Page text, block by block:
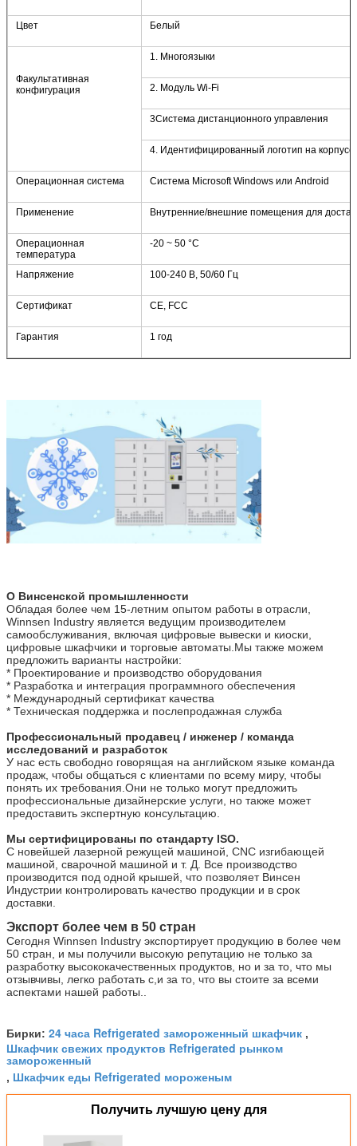
Мы скоро тебе перезвоним!
Отправить
Цвет Белый
Факультативная
конфигурация
1. Многоязыки
2. Модуль Wi-Fi
3Система дистанционного управления
4. Идентифицированный логотип на
Операционная система Система Microsoft Windows или Android
Применение Внутренние/внешние помещения для
Операционная
температура
-20 ~ 50 °C
Напряжение 100-240 В, 50/60 Гц
Сертификат CE, FCC
Гарантия 1 год
О Винсенской промышленности
Обладая более чем 15-летним опытом работы в отрасли,
Winnsen Industry является ведущим производителем
самообслуживания, включая цифровые вывески и киоски,
цифровые шкафчики и торговые автоматы.Мы также можем
предложить варианты настройки:
* Проектирование и производство оборудования
* Разработка и интеграция программного обеспечения
* Международный сертификат качества
* Техническая поддержка и послепродажная служба
Профессиональный продавец / инженер / команда
исследований и разработок
У нас есть свободно говорящая на английском языке команда
продаж, чтобы общаться с клиентами по всему миру, чтобы
понять их требования.Они не только могут предложить
профессиональные дизайнерские услуги, но также может
предоставить экспертную консультацию.
Мы сертифицированы по стандарту ISO.
С новейшей лазерной режущей машиной, CNC изгибающей
машиной, сварочной машиной и т. Д. Все производство
производится под одной крышей, что позволяет Винсен
Индустрии контролировать качество продукции и в срок
доставки.
Экспорт более чем в 50 стран
Сегодня Winnsen Industry экспортирует продукцию в более чем
50 стран, и мы получили высокую репутацию не только за
разработку высококачественных продуктов, но и за то, что мы
отзывчивы, легко работать с,и за то, что вы стоите за всеми
аспектами нашей работы..
Бирки: 24 часа Refrigerated замороженный шкафчик ,
Шкафчик свежих продуктов Refrigerated рынком
замороженный
, Шкафчик еды Refrigerated мороженым
Получить лучшую цену для